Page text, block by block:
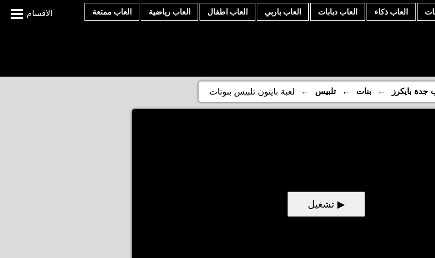
الاقسام العاب ذكاء العاب دبابات العاب باربي العاب اطفال العاب رياضية العاب ممتعة
جدة بايكرز ← بنات ← تلبيس ← لعبة بايتون تلبيس بنوتات
▶ تشغيل